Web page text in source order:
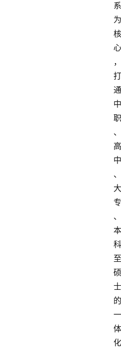
系
为
核
心
，
打
通
中
职
、
高
中
、
大
专
、
本
科
至
硕
士
的
一
体
化